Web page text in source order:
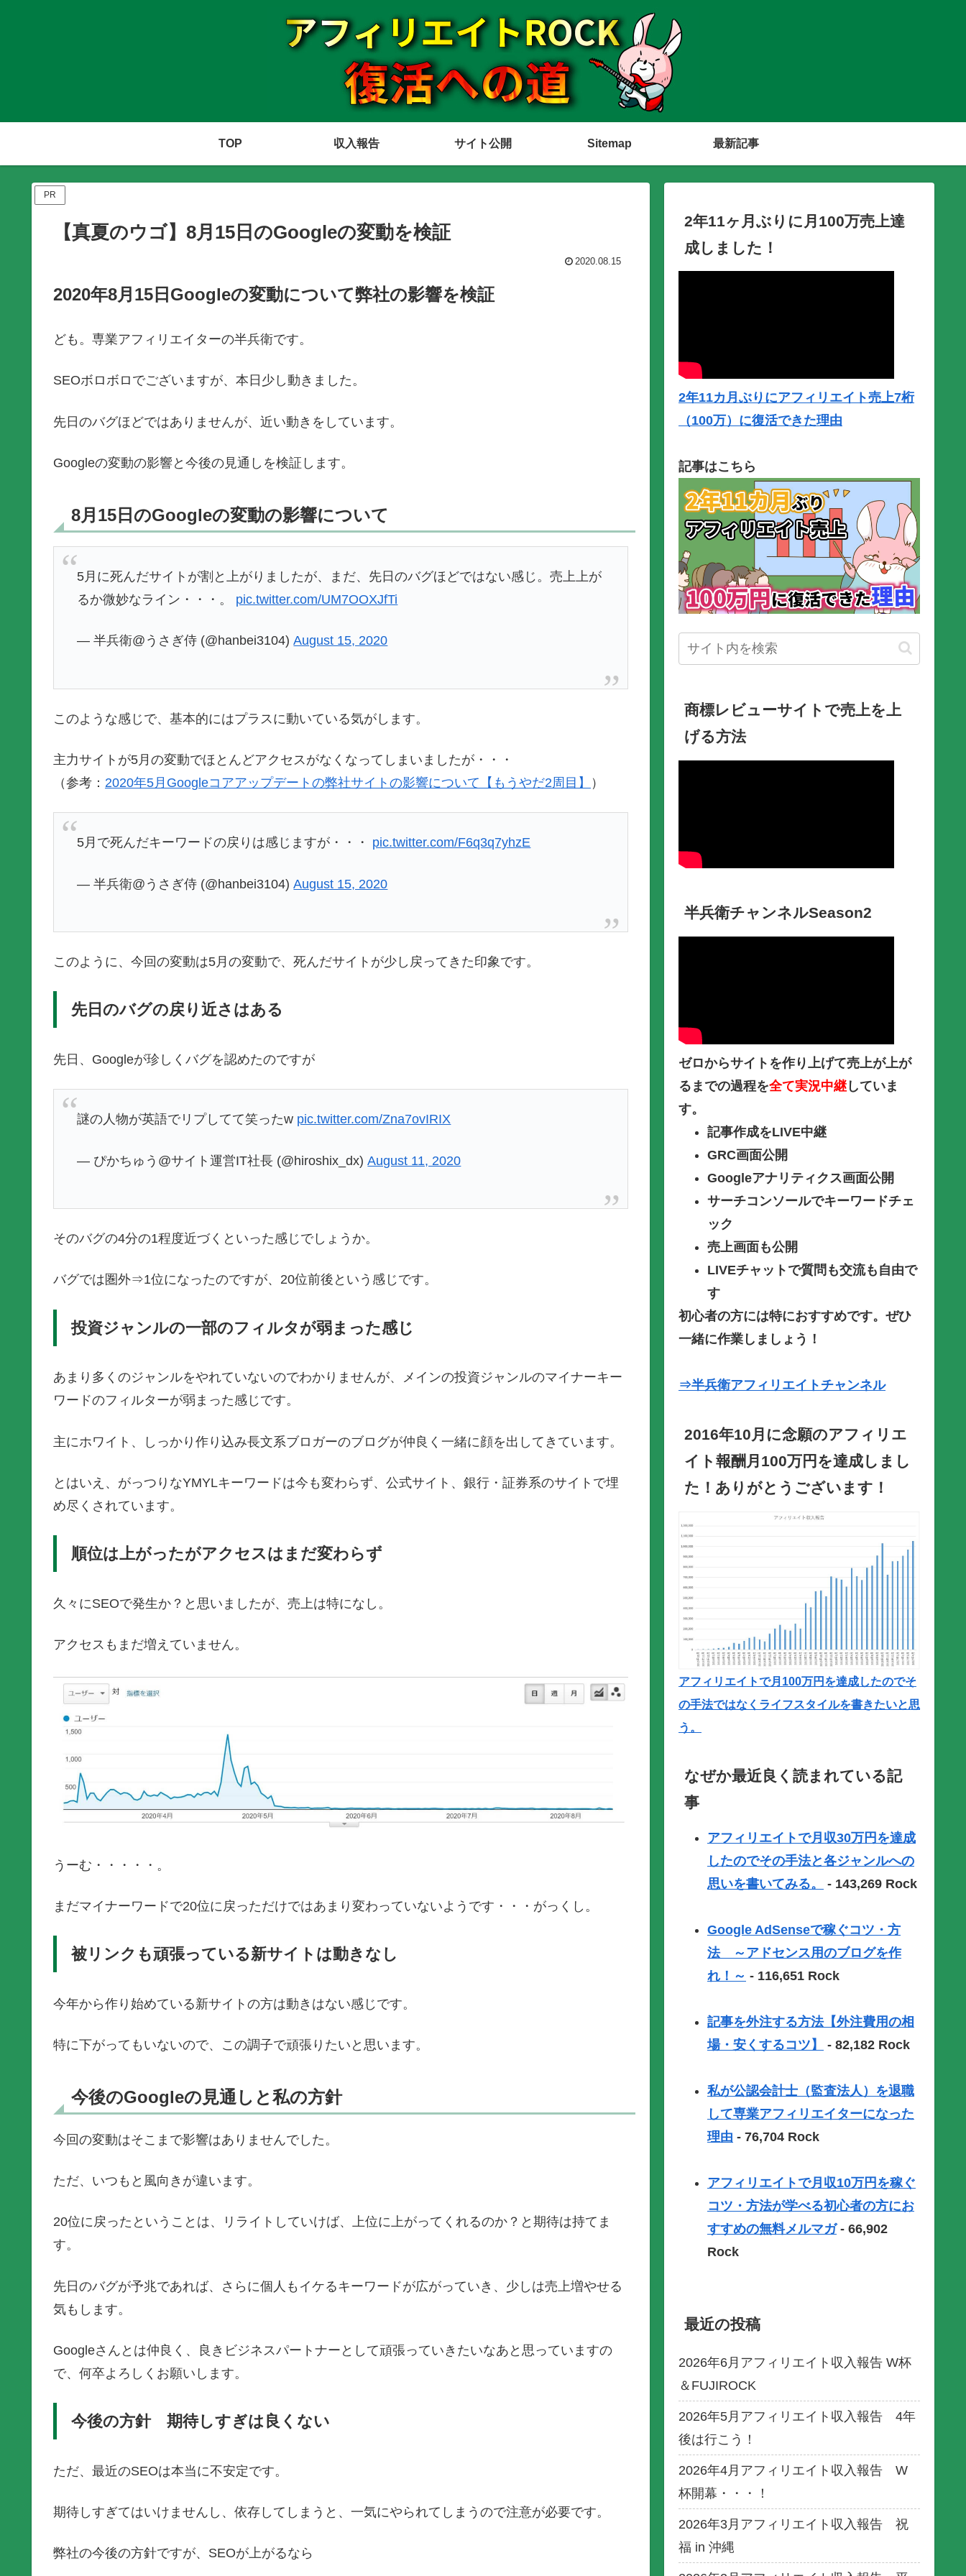
TOP 収入報告 サイト公開 Sitemap 最新記事
PR
【真夏のウゴ】8月15日のGoogleの変動を検証
2020.08.15
2020年8月15日Googleの変動について弊社の影響を検証
ども。専業アフィリエイターの半兵衛です。
SEOボロボロでございますが、本日少し動きました。
先日のバグほどではありませんが、近い動きをしています。
Googleの変動の影響と今後の見通しを検証します。
8月15日のGoogleの変動の影響について
5月に死んだサイトが割と上がりましたが、まだ、先日のバグほどではない感じ。売上上が
るか微妙なライン・・・。 pic.twitter.com/UM7OOXJfTi
— 半兵衛@うさぎ侍 (@hanbei3104)August 15, 2020
このような感じで、基本的にはプラスに動いている気がします。
主力サイトが5月の変動でほとんどアクセスがなくなってしまいましたが・・・
（参考： 2020年5月Googleコアアップデートの弊社サイトの影響について【もうやだ2周目】 ）
5月で死んだキーワードの戻りは感じますが・・・ pic.twitter.com/F6q3q7yhzE
— 半兵衛@うさぎ侍 (@hanbei3104)August 15, 2020
このように、今回の変動は5月の変動で、死んだサイトが少し戻ってきた印象です。
先日のバグの戻り近さはある
先日、Googleが珍しくバグを認めたのですが
謎の人物が英語でリプしてて笑ったw pic.twitter.com/Zna7ovIRIX
— ぴかちゅう@サイト運営IT社長 (@hiroshix_dx)August 11, 2020
そのバグの4分の1程度近づくといった感じでしょうか。
バグでは圏外⇒1位になったのですが、20位前後という感じです。
投資ジャンルの一部のフィルタが弱まった感じ
あまり多くのジャンルをやれていないのでわかりませんが、メインの投資ジャンルのマイナーキー
ワードのフィルターが弱まった感じです。
主にホワイト、しっかり作り込み長文系ブロガーのブログが仲良く一緒に顔を出してきています。
とはいえ、がっつりなYMYLキーワードは今も変わらず、公式サイト、銀行・証券系のサイトで埋
め尽くされています。
順位は上がったがアクセスはまだ変わらず
久々にSEOで発生か？と思いましたが、売上は特になし。
アクセスもまだ増えていません。
うーむ・・・・・。
まだマイナーワードで20位に戻っただけではあまり変わっていないようです・・・がっくし。
被リンクも頑張っている新サイトは動きなし
今年から作り始めている新サイトの方は動きはない感じです。
特に下がってもいないので、この調子で頑張りたいと思います。
今後のGoogleの見通しと私の方針
今回の変動はそこまで影響はありませんでした。
ただ、いつもと風向きが違います。
20位に戻ったということは、リライトしていけば、上位に上がってくれるのか？と期待は持てま
す。
先日のバグが予兆であれば、さらに個人もイケるキーワードが広がっていき、少しは売上増やせる
気もします。
Googleさんとは仲良く、良きビジネスパートナーとして頑張っていきたいなあと思っていますの
で、何卒よろしくお願いします。
今後の方針 期待しすぎは良くない
ただ、最近のSEOは本当に不安定です。
期待しすぎてはいけませんし、依存してしまうと、一気にやられてしまうので注意が必要です。
弊社の今後の方針ですが、SEOが上がるなら
2年11ヶ月ぶりに月100万売上達
成しました！
2年11カ月ぶりにアフィリエイト売上7桁
（100万）に復活できた理由
記事はこちら
商標レビューサイトで売上を上
げる方法
半兵衛チャンネルSeason2
ゼロからサイトを作り上げて売上が上が
るまでの過程を全て実況中継 していま
す。
記事作成をLIVE中継
GRC画面公開
Googleアナリティクス画面公開
サーチコンソールでキーワードチェ
ック
売上画面も公開
LIVEチャットで質問も交流も自由で
す
初心者の方には特におすすめです。ぜひ
一緒に作業しましょう！
⇒半兵衛アフィリエイトチャンネル
2016年10月に念願のアフィリエ
イト報酬月100万円を達成しまし
た！ありがとうございます！
アフィリエイトで月100万円を達成したのでそ
の手法ではなくライフスタイルを書きたいと思
う。
なぜか最近良く読まれている記
事
アフィリエイトで月収30万円を達成
したのでその手法と各ジャンルへの
思いを書いてみる。
- 143,269 Rock
Google AdSenseで稼ぐコツ・方
法 ～アドセンス用のブログを作
れ！～ - 116,651 Rock
記事を外注する方法【外注費用の相
場・安くするコツ】
- 82,182 Rock
私が公認会計士（監査法人）を退職
して専業アフィリエイターになった
理由 - 76,704 Rock
アフィリエイトで月収10万円を稼ぐ
コツ・方法が学べる初心者の方にお
すすめの無料メルマガ- 66,902
Rock
最近の投稿
2026年6月アフィリエイト収入報告 W杯
＆FUJIROCK
2026年5月アフィリエイト収入報告 4年
後は行こう！
2026年4月アフィリエイト収入報告 W
杯開幕・・・！
2026年3月アフィリエイト収入報告 祝
福 in 沖縄